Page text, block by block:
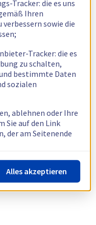
Tracker: die es uns
Ihren
sowie die
Tracker: die es
zu schalten,
bestimmte Daten
sozialen
ablehnen oder Ihre
Sie auf den Link
der am Seitenende
in unsererRichtlinie
Alles akzeptieren